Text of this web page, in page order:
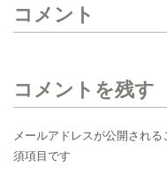
コメント
コメントを残す
メールアドレスが公開される
須項目です